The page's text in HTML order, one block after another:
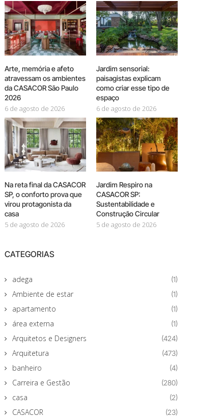
Arte, memória e afeto
atravessam os ambientes
da CASACOR São Paulo
2026
6 de agosto de 2026
Jardim sensorial:
paisagistas explicam
como criar esse tipo de
espaço
6 de agosto de 2026
Na reta final da CASACOR
SP, o conforto prova que
virou protagonista da
casa
5 de agosto de 2026
Jardim Respiro na
CASACOR SP:
Sustentabilidade e
Construção Circular
5 de agosto de 2026
CATEGORIAS
adega (1)
Ambiente de estar (1)
apartamento (1)
área externa (1)
Arquitetos e Designers (424)
Arquitetura (473)
banheiro (4)
Carreira e Gestão (280)
casa (2)
CASACOR (23)